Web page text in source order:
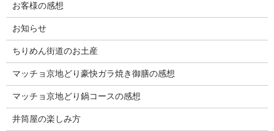
お客様の感想
お知らせ
ちりめん街道のお土産
マッチョ京地どり豪快ガラ焼き御膳の感想
マッチョ京地どり鍋コースの感想
井筒屋の楽しみ方